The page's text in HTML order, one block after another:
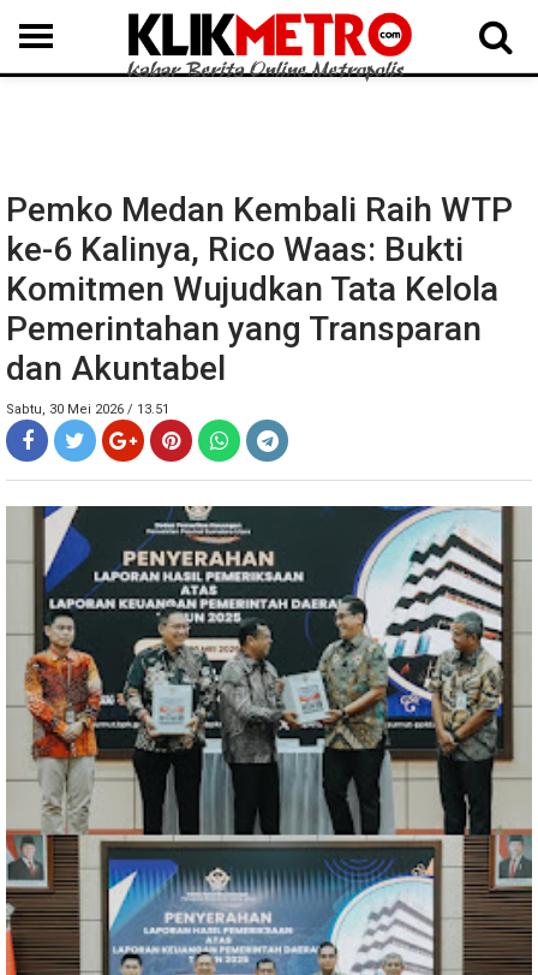
MEDAN LANGKAT DAIRI SAMOSIR TAPUT BATUBARA DELISERDANG
Pemko Medan Kembali Raih WTP
ke-6 Kalinya, Rico Waas: Bukti
Komitmen Wujudkan Tata Kelola
Pemerintahan yang Transparan
dan Akuntabel
Sabtu, 30 Mei 2026 / 13.51